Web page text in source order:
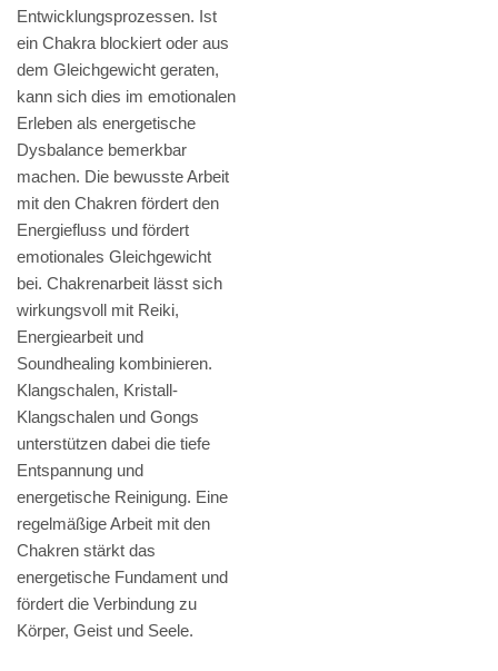
Entwicklungsprozessen. Ist
ein Chakra blockiert oder aus
dem Gleichgewicht geraten,
kann sich dies im emotionalen
Erleben als energetische
Dysbalance bemerkbar
machen. Die bewusste Arbeit
mit den Chakren fördert den
Energiefluss und fördert
emotionales Gleichgewicht
bei. Chakrenarbeit lässt sich
wirkungsvoll mit Reiki,
Energiearbeit und
Soundhealing kombinieren.
Klangschalen, Kristall-
Klangschalen und Gongs
unterstützen dabei die tiefe
Entspannung und
energetische Reinigung. Eine
regelmäßige Arbeit mit den
Chakren stärkt das
energetische Fundament und
fördert die Verbindung zu
Körper, Geist und Seele.